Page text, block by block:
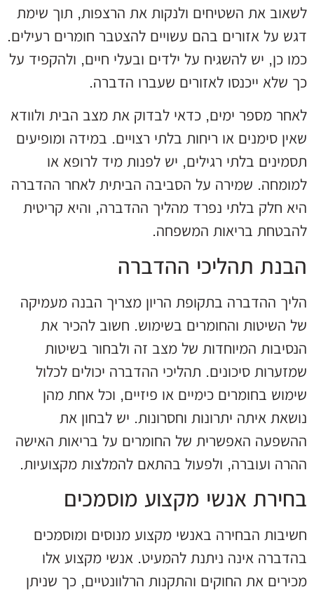
לשאוב את השטיחים ולנקות את הרצפות, תוך שימת
דגש על אזורים בהם עשויים להצטבר חומרים רעילים.
כמו כן, יש להשגיח על ילדים ובעלי חיים, ולהקפיד על
כך שלא ייכנסו לאזורים שעברו הדברה.
לאחר מספר ימים, כדאי לבדוק את מצב הבית ולוודא
שאין סימנים או ריחות בלתי רצויים. במידה ומופיעים
תסמינים בלתי רגילים, יש לפנות מיד לרופא או
למומחה. שמירה על הסביבה הביתית לאחר ההדברה
היא חלק בלתי נפרד מהליך ההדברה, והיא קריטית
להבטחת בריאות המשפחה.
הבנת תהליכי ההדברה
הליך ההדברה בתקופת הריון מצריך הבנה מעמיקה
של השיטות והחומרים בשימוש. חשוב להכיר את
הנסיבות המיוחדות של מצב זה ולבחור בשיטות
שמזערות סיכונים. תהליכי ההדברה יכולים לכלול
שימוש בחומרים כימיים או פיזיים, וכל אחת מהן
נושאת איתה יתרונות וחסרונות. יש לבחון את
ההשפעה האפשרית של החומרים על בריאות האישה
ההרה ועוברה, ולפעול בהתאם להמלצות מקצועיות.
בחירת אנשי מקצוע מוסמכים
חשיבות הבחירה באנשי מקצוע מנוסים ומוסמכים
בהדברה אינה ניתנת להמעיט. אנשי מקצוע אלו
מכירים את החוקים והתקנות הרלוונטיים, כך שניתן